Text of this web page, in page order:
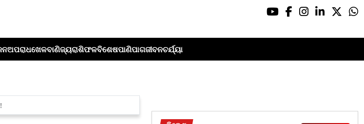
ଅପରାଧଖେଳବାଣିଜ୍ୟରାଶିଫଳବିଶେଷପାଣିପାଗଜୀବନଚର୍ଯ୍ୟା